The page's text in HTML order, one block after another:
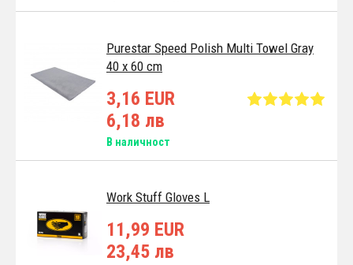
Purestar Speed Polish Multi Towel Gray
40 x 60 cm
3,16 EUR
6,18 лв
В наличност
Work Stuff Gloves L
11,99 EUR
23,45 лв